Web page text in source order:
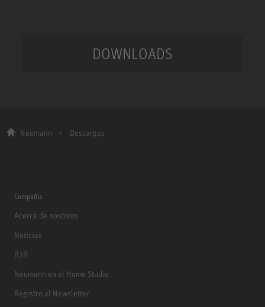
DOWNLOADS
Neumann Descargas
Compañía
Acerca de nosotros
Noticias
B2B
Neumann en el Home Studio
Registro al Newsletter